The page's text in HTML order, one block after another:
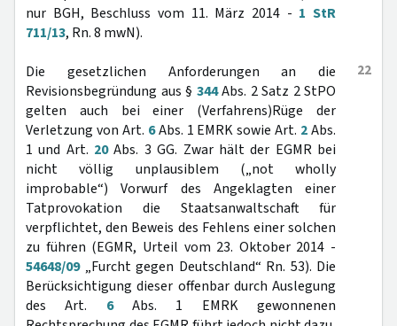
nur BGH, Beschluss vom 11. März 2014 - 1 StR
711/13, Rn. 8 mwN).
22
Die gesetzlichen Anforderungen an die
Revisionsbegründung aus § 344Abs. 2 Satz 2 StPO
gelten auch bei einer (Verfahrens)Rüge der
Verletzung von Art. 6Abs. 1 EMRK sowie Art. 2Abs.
1 und Art. 20Abs. 3 GG. Zwar hält der EGMR bei
nicht völlig unplausiblem („not wholly
improbable“) Vorwurf des Angeklagten einer
Tatprovokation die Staatsanwaltschaft für
verpflichtet, den Beweis des Fehlens einer solchen
zu führen (EGMR, Urteil vom 23. Oktober 2014 -
54648/09„Furcht gegen Deutschland“ Rn. 53). Die
Berücksichtigung dieser offenbar durch Auslegung
des Art. 6Abs. 1 EMRK gewonnenen